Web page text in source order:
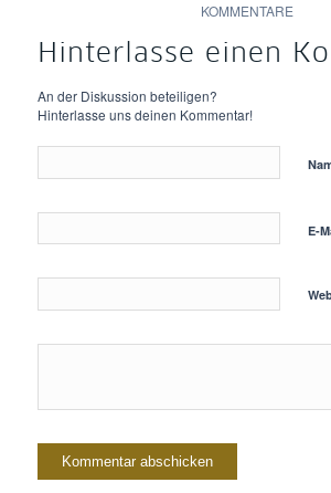
KOMMENTARE
Hinterlasse einen
An der Diskussion beteiligen?
Hinterlasse uns deinen Kommentar!
E-